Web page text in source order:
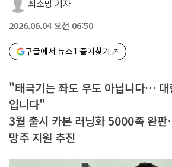
최소망 기자
2026.06.04 오전 06:50
구글에서 뉴스1 즐겨찾기
"태극기는 좌도 우도 아닙니다… 대
입니다"
3월 출시 카본 러닝화 5000족 완
망주 지원 추진